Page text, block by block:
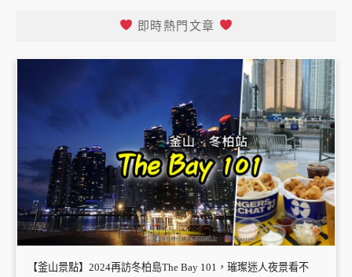
即時熱門文章
【釜山景點】2024再訪冬柏島The Bay 101，璀璨迷人夜景看不